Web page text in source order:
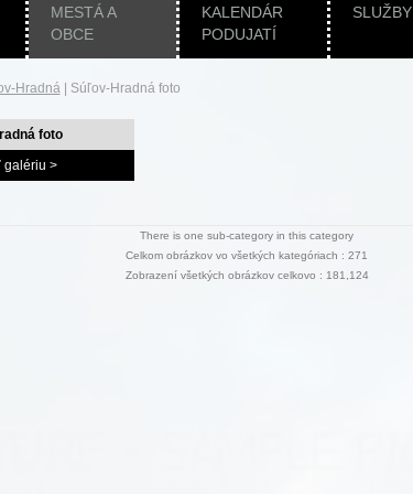
MESTÁ A
OBCE
KALENDÁR
PODUJATÍ
SLUŽBY
Hradná| Súľov-Hradná foto
foto
galériu >
There is one sub-category in this category
Celkom obrázkov vo všetkých kategóriach : 271
Zobrazení všetkých obrázkov celkovo : 181,124